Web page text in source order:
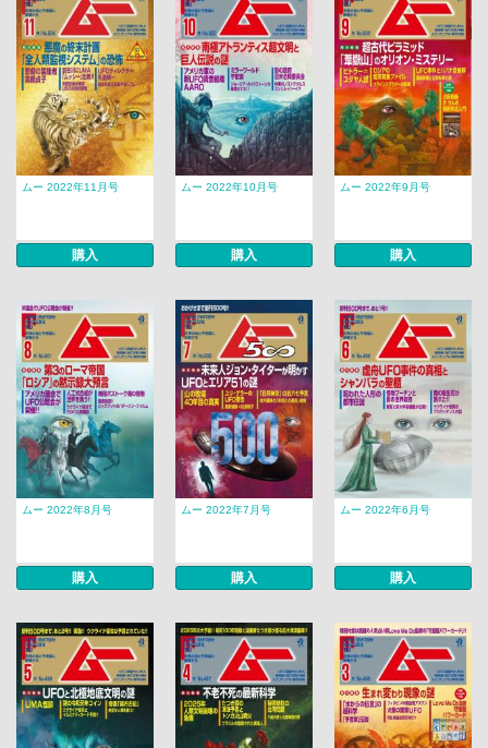
ムー 2022年11月号
購入
ムー 2022年10月号
購入
ムー 2022年9月号
購入
ムー 2022年8月号
購入
ムー 2022年7月号
購入
ムー 2022年6月号
購入